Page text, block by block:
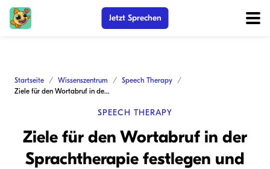
Jetzt Sprechen
Startseite Wissenszentrum
Speech Therapy
Ziele für den Wortabruf in der Sprachtherapie festlegen und erreichen
SPEECH THERAPY
Ziele für den Wortabruf in der
Sprachtherapie festlegen und